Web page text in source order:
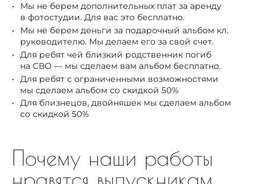
Мы не берем дополнительных плат за аренду
в фотостудии. Для вас это бесплатно.
Мы не берем деньги за подарочный альбом кл.
руководителю. Мы делаем его за свой счет.
Для ребят чей близкий родственник погиб
на СВО — мы сделаем вам альбом бесплатно.
Для ребят с ограниченными возможностями
мы сделаем альбом со скидкой 50%
Для близнецов, двойняшек мы сделаем альбом
со скидкой 50%
Почему наши работы
нравятся выпускникам